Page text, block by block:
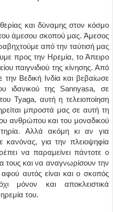
και δύναμης στον κόσμο
του άμεσου σκοπού μας. Άμεσος
από την ταύτισή μας
προς την Ηρεμία, το Άπειρο
παιγνιδιού της κίνησης. Από
Βεδική Ινδία και βεβαίωσε
ιδανικού της Sannyasa, σε
Tyaga, αυτή η τελειοποίηση
μπροστά μας σε αυτή τη
ανθρώπου και του μοναδικού
Αλλά ακόμη κι αν για
κανόνας, για την πλειοψηφία
να παραμείνει πάντοτε ο
και να αναγνωρίσουν την
αυτός είναι και ο σκοπός
μόνον και αποκλειστικά
του.